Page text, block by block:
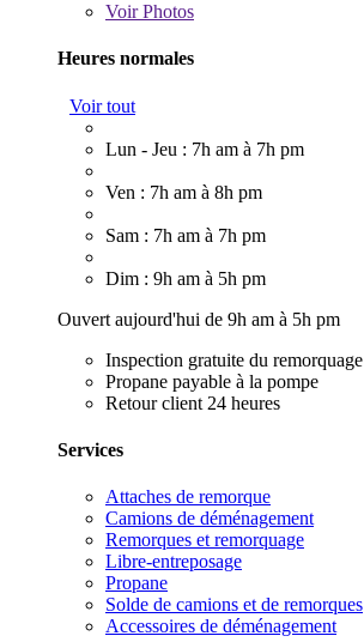
VoirPhotos
Heures normales
Voir tout
Lun - Jeu : 7h am à 7h pm
Ven : 7h am à 8h pm
Sam : 7h am à 7h pm
Dim : 9h am à 5h pm
Ouvert aujourd'hui de 9h am à 5h pm
Inspection gratuite du remorquage
Propane payable à la pompe
Retour client 24 heures
Services
Attaches de remorque
Camions de déménagement
Remorques et remorquage
Libre-entreposage
Propane
Solde de camions et de remorques
Accessoires de déménagement